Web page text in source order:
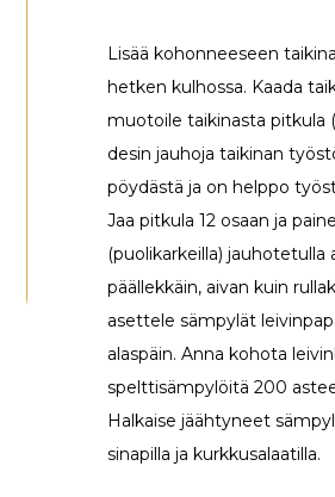
Lisää kohonneeseen
hetken kulhossa. Kaada
muotoile taikinasta pitkula
desin jauhoja taikinan
pöydästä ja on helppo
Jaa pitkula 12 osaan ja
(puolikarkeilla)
päällekkäin, aivan kuin
asettele sämpylät
alaspäin. Anna kohota
spelttisämpylöitä 200
Halkaise jäähtyneet
sinapilla ja kurkkusalaatilla.